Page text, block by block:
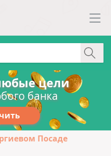
цели
банка
Посаде